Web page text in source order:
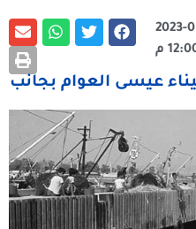
2023-
م
عيسى العوام بجانب